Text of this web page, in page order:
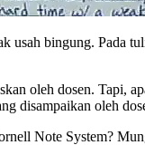
bingung. Pada
oleh dosen. Tapi,
disampaikan oleh
Note System?